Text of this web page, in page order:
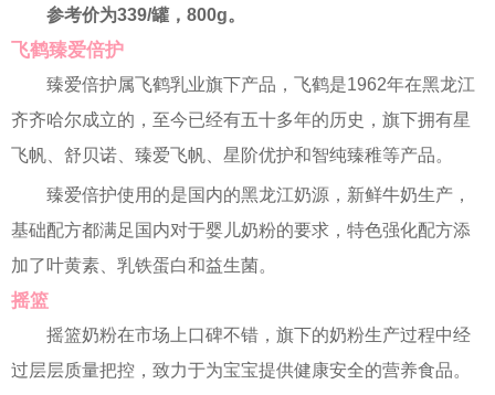
参考价为339/罐，800g。
飞鹤臻爱倍护
臻爱倍护属飞鹤乳业旗下产品，飞鹤是1962年在黑龙江
齐齐哈尔成立的，至今已经有五十多年的历史，旗下拥有星
飞帆、舒贝诺、臻爱飞帆、星阶优护和智纯臻稚等产品。
臻爱倍护使用的是国内的黑龙江奶源，新鲜牛奶生产，
基础配方都满足国内对于婴儿奶粉的要求，特色强化配方添
加了叶黄素、乳铁蛋白和益生菌。
摇篮
摇篮奶粉在市场上口碑不错，旗下的奶粉生产过程中经
过层层质量把控，致力于为宝宝提供健康安全的营养食品。